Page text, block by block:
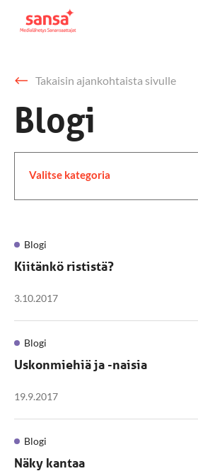
Takaisin ajankohtaista sivulle
Blogi
Valitse kategoria
Blogi
Kiitänkö rististä?
3.10.2017
Blogi
Uskonmiehiä ja -naisia
19.9.2017
Blogi
Näky kantaa